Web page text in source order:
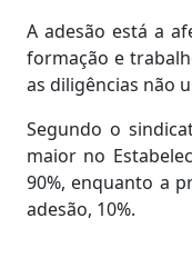
A adesão está a
formação e
as diligências não
Segundo o
maior no
90%, enquanto a
adesão, 10%.